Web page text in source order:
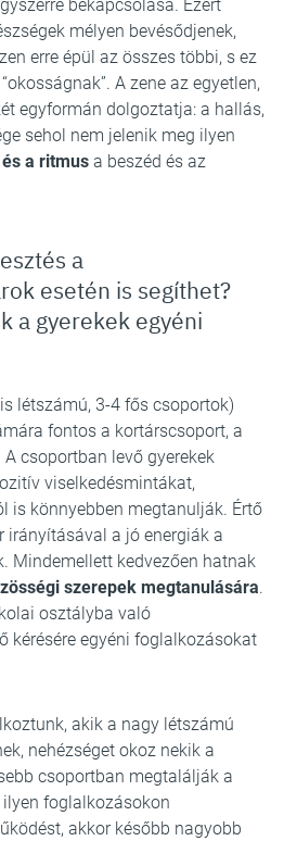
bekapcsolása. Ezért
mélyen bevésődjenek,
erre épül az összes többi, s ez
A zene az egyetlen,
egyformán dolgoztatja: a hallás,
sehol nem jelenik meg ilyen
a ritmus a beszéd és az
a
esetén is segíthet?
a gyerekek egyéni
létszámú, 3-4 fős csoportok)
fontos a kortárscsoport, a
csoportban levő gyerekek
viselkedésmintákat,
is könnyebben megtanulják. Értő
irányításával a jó energiák a
Mindemellett kedvezően hatnak
szerepek megtanulására.
osztályba való
kérésére egyéni foglalkozásokat
akik a nagy létszámú
nehézséget okoz nekik a
csoportban megtalálják a
ilyen foglalkozásokon
akkor később nagyobb